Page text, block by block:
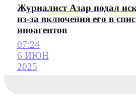
Журналист Азар подал
из-за включения его в
иноагентов
07:24
6 ИЮН
2025